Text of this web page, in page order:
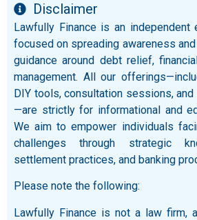
Disclaimer
Lawfully Finance is an independent
focused on spreading awareness
guidance around debt relief,
management. All our
DIY tools, consultation sessions,
—are strictly for informational and
We aim to empower individuals
challenges through strategic
settlement practices, and banking
Please note the following:
Lawfully Finance is not a law firm,